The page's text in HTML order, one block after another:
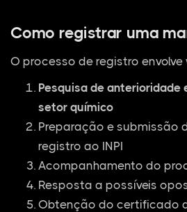
Como registrar uma
O processo de registro
Pesquisa de anterioridade
setor químico
Preparação e submissão
registro ao INPI
Acompanhamento do
Resposta a possíveis
Obtenção do certificado